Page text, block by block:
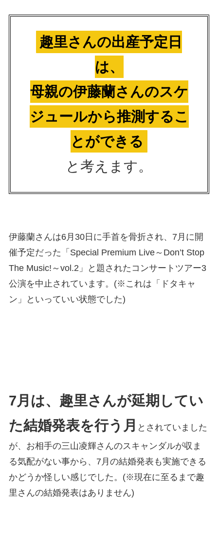
趣里さんの出産予定日
は、
母親の伊藤蘭さんのスケ
ジュールから推測するこ
とができる
と考えます。
伊藤蘭さんは6月30日に手首を骨折され、7月に開
催予定だった「Special Premium Live～Don’t Stop
The Music!～vol.2」と題されたコンサートツアー3
公演を中止されています。(※これは「ドタキャ
ン」といっていい状態でした)
7月は、趣里さんが延期してい
た結婚発表を行う月 とされていました
が、お相手の三山凌輝さんのスキャンダルが収ま
る気配がない事から、7月の結婚発表も実施できる
かどうか怪しい感じでした。(※現在に至るまで趣
里さんの結婚発表はありません)